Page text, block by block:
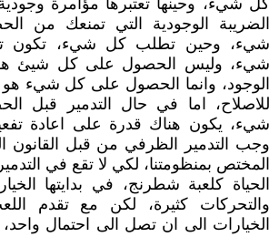
كل شيء، وحينها تعتبرها مؤامرة
الضريبة الوجودية التي تمنعك من
شيء، وحين تطلب كل شيء، تكون
شيء، وليس الحصول على كل شيئ
الوجود، وانما الحصول على كل شيء هو
للاصلاح، اما في حال التدمير قبل
شيء، يكون هناك قدرة على اعادة
وجب التدمير الظرفي من قبل القانون
المختص بمنظومتنا، لكي لا تقع في
الحياة كلعبة شطرنج، في بدايتها
والتحركات كثيرة، لكن مع تقدم
الخيارات الى ان تصل الى احتمال واحد،